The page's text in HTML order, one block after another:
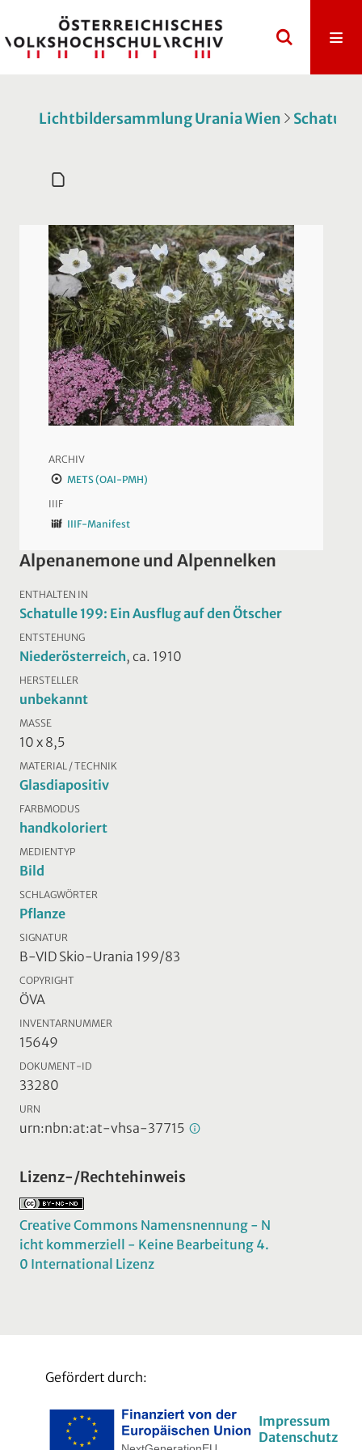
Lichtbildersammlung Urania Wien
ARCHIV
METS (OAI-PMH)
IIIF
IIIF-Manifest
Alpenanemone und Alpennelken
ENTHALTEN IN
Schatulle 199: Ein Ausflug auf den Ötscher
ENTSTEHUNG
Niederösterreich, ca. 1910
HERSTELLER
unbekannt
MASSE
10 x 8,5
MATERIAL / TECHNIK
Glasdiapositiv
FARBMODUS
handkoloriert
MEDIENTYP
Bild
SCHLAGWÖRTER
Pflanze
SIGNATUR
B-VID Skio-Urania 199/83
COPYRIGHT
ÖVA
INVENTARNUMMER
15649
DOKUMENT-ID
33280
URN
urn:nbn:at:at-vhsa-37715
Lizenz-/Rechtehinweis
Creative Commons Namensnennung - N
icht kommerziell - Keine Bearbeitung 4.
0 International Lizenz
Gefördert durch:
Impressum
Datenschutz